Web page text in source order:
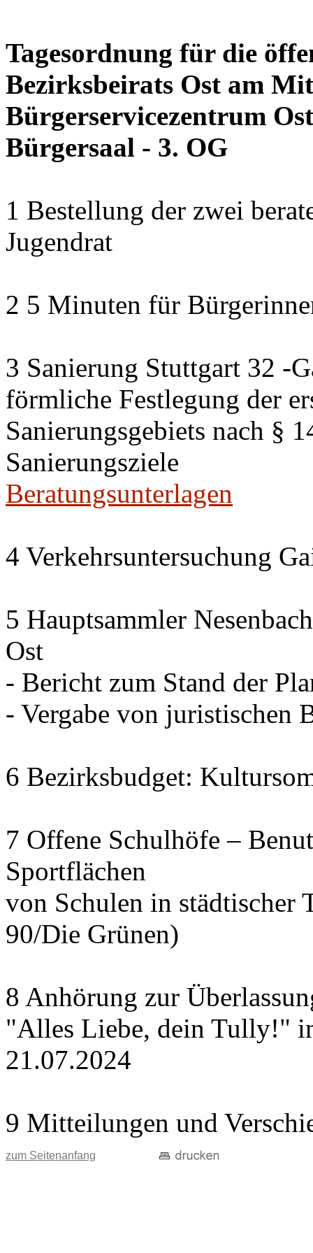
Tagesordnung für die
Bezirksbeirats Ost am
Bürgerservicezentrum
Bürgersaal - 3. OG
1 Bestellung der zwei
Jugendrat
2 5 Minuten für
3 Sanierung Stuttgart 32 -
förmliche Festlegung der
Sanierungsgebiets nach §
Sanierungsziele
Beratungsunterlagen
4 Verkehrsuntersuchung
5 Hauptsammler
Ost
- Bericht zum Stand der
- Vergabe von juristischen
6 Bezirksbudget:
7 Offene Schulhöfe –
Sportflächen
von Schulen in städtischer
90/Die Grünen)
8 Anhörung zur
"Alles Liebe, dein Tully!"
21.07.2024
9 Mitteilungen und
zum Seitenanfang